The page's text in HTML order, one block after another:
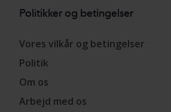
Politikker og betingelser
Vores vilkår og betingelser
Politik
Om os
Arbejd med os